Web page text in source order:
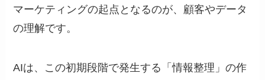
マーケティングの起点となるのが、顧客やデータ
の理解です。
AIは、この初期段階で発生する「情報整理」の作